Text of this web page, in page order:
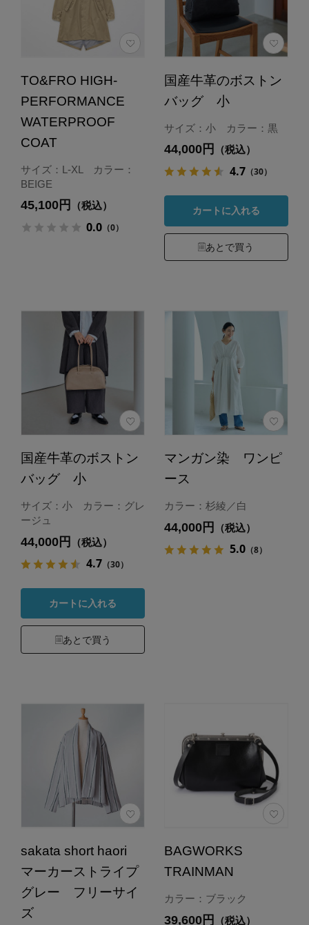
TO&FRO HIGH-
PERFORMANCE
WATERPROOF
COAT
サイズ：L-XL カラー：
BEIGE
45,100円 （税込）
0.0（0）
国産牛革のボストン
バッグ 小
サイズ：小 カラー：黒
44,000円 （税込）
4.7（30）
カートに入れる
あとで買う
国産牛革のボストン
バッグ 小
サイズ：小 カラー：グレ
ージュ
44,000円 （税込）
4.7（30）
カートに入れる
あとで買う
マンガン染 ワンピ
ース
カラー：杉綾／白
44,000円 （税込）
5.0（8）
sakata short haori
マーカーストライプ
グレー フリーサイ
ズ
BAGWORKS
TRAINMAN
カラー：ブラック
39,600円 （税込）